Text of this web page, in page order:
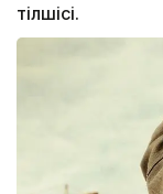
тілшісі.